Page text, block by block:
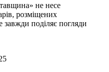
не несе
розміщених
завжди поділяє погляди